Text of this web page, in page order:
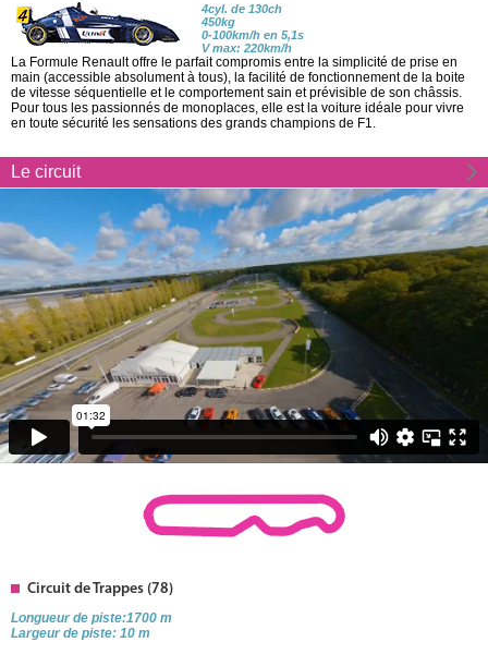
4cyl. de 130ch
450kg
0-100km/h en 5,1s
V max: 220km/h
La Formule Renault offre le parfait compromis entre la simplicité de prise en
main (accessible absolument à tous), la facilité de fonctionnement de la boite
de vitesse séquentielle et le comportement sain et prévisible de son châssis.
Pour tous les passionnés de monoplaces, elle est la voiture idéale pour vivre
en toute sécurité les sensations des grands champions de F1.
Le circuit
Circuit de Trappes (78)
Longueur de piste:1700 m
Largeur de piste: 10 m